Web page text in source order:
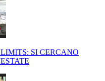
SI CERCANO